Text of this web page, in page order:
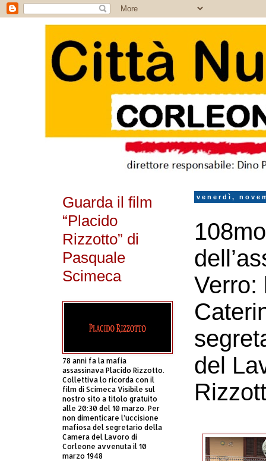
venerdì,
Verro:
del
Guarda il film
“Placido
Rizzotto” di
Pasquale
Scimeca
78 anni fa la mafia
assassinava Placido Rizzotto.
Collettiva lo ricorda con il
film di Scimeca Visibile sul
nostro sito a titolo gratuito
alle 20:30 del 10 marzo. Per
non dimenticare l’uccisione
mafiosa del segretario della
Camera del Lavoro di
Corleone avvenuta il 10
marzo 1948